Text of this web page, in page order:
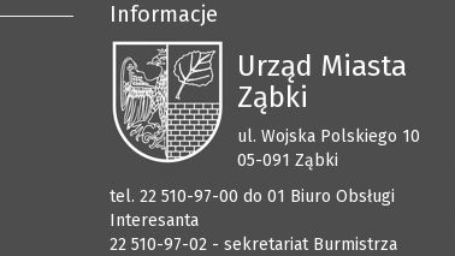
Informacje
Urząd Miasta
Ząbki
ul. Wojska Polskiego 10
05-091 Ząbki
tel. 22 510-97-00 do 01 Biuro Obsługi
Interesanta
22 510-97-02 - sekretariat Burmistrza